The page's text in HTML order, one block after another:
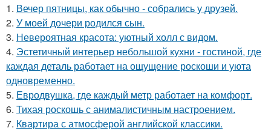
1. Вечер пятницы, как обычно - собрались у друзей.
2. У моей дочери родился сын.
3. Невероятная красота: уютный холл с видом.
4. Эстетичный интерьер небольшой кухни - гостиной, где
каждая деталь работает на ощущение роскоши и уюта
одновременно.
5. Евродвушка, где каждый метр работает на комфорт.
6. Тихая роскошь с анималистичным настроением.
7. Квартира с атмосферой английской классики.